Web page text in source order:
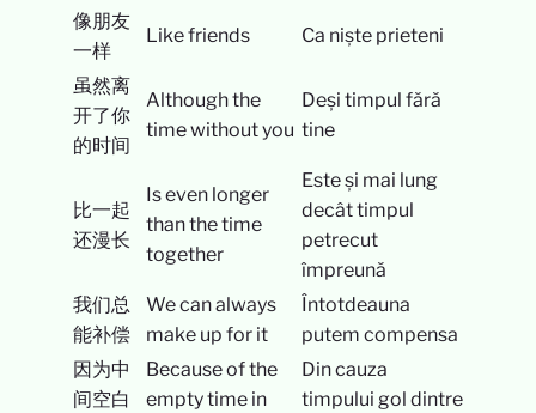
像朋友
一样
Like friends Ca niște prieteni
虽然离
开了你
的时间
Although the
time without you
Deși timpul fără
tine
比一起
还漫长
Is even longer
than the time
together
Este și mai lung
decât timpul
petrecut
împreună
我们总
能补偿
We can always
make up for it
Întotdeauna
putem compensa
因为中
间空白
Because of the
empty time in
Din cauza
timpului gol dintre